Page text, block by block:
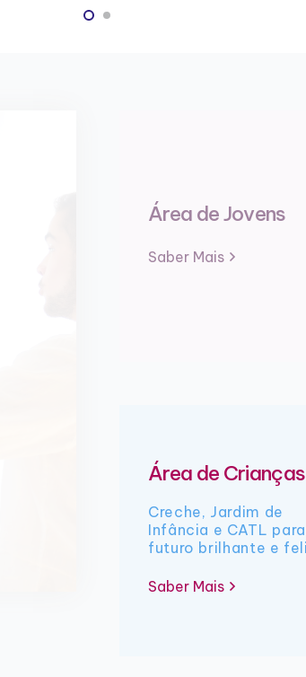
Área de Jovens
Saber Mais
Área de Crianças
Creche, Jardim de
Infância e CATL
futuro brilhante e
Saber Mais